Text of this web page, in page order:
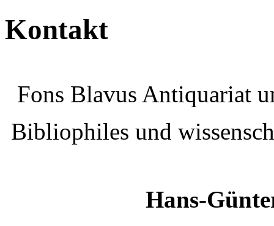
Kontakt
Fons Blavus Antiquariat
Bibliophiles und
Hans-